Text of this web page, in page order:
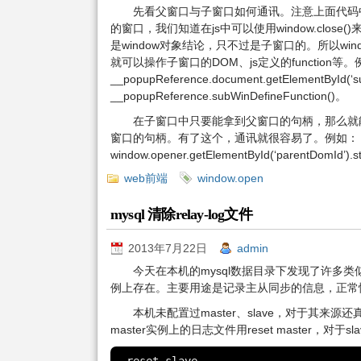
先看父窗口与子窗口如何通讯。注意上面代
的窗口，我们知道在js中可以使用window.close()
是window对象结论，只不过是子窗口的。所以
就可以操作子窗口的DOM、js定义的function等。
__popupReference.subWinDefineFunction()。
在子窗口中只要能拿到父窗口的句柄，那么
窗口的句柄。有了这个，通讯就很容易了。例如：
web前端
window.open
mysql 清除relay-log文件
2013年7月22日
admin
今天在本机的mysql数据目录下发现了许多
例上存在。主要用途是记录主从同步的信息，正
本机未配置过master、slave，对于其来源还
master实例上的日志文件用reset master，对于